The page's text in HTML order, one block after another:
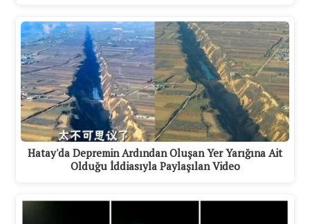
Hatay'da Depremin Ardından Oluşan Yer Yarığına Ait
Olduğu İddiasıyla Paylaşılan Video